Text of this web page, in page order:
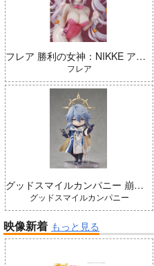
フレア 勝利の女神：NIKKE アリス：ワンダーランドバニー 完成品
フレア
グッドスマイルカンパニー 崩壊：スターレイル ねんどろいどどーる サンデー 完成品
グッドスマイルカンパニー
映像新着 もっと見る